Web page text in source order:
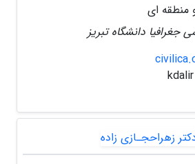
منطقه ای
جغرافیا دانشگاه تبریز